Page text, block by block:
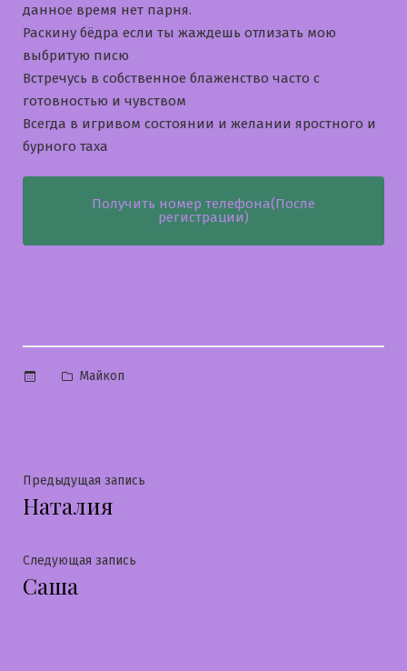
данное время нет парня.
Раскину бёдра если ты жаждешь отлизать мою
выбритую писю
Встречусь в собственное блаженство часто с
готовностью и чувством
Всегда в игривом состоянии и желании яростного и
бурного таха
Получить номер телефона(После
регистрации)
Опубликовано
Майкоп
Навигация
по
записям
Предыдущая запись
Наталия
Следующая запись
Саша